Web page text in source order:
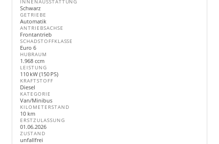
INNENAUSSTATTUNG
Schwarz
GETRIEBE
Automatik
ANTRIEBSACHSE
Frontantrieb
SCHADSTOFFKLASSE
Euro 6
HUBRAUM
1.968 ccm
LEISTUNG
110 kW (150 PS)
KRAFTSTOFF
Diesel
KATEGORIE
Van/Minibus
KILOMETERSTAND
10 km
ERSTZULASSUNG
01.06.2026
ZUSTAND
unfallfrei